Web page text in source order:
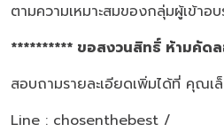
ตามความเหมาะสมของกลุ่มผู้เข้าอ
********** ขอสงวนสิทธิ์ ห้ามคัด
สอบถามรายละเอียดเพิ่มได้ที่ คุณ
Line : chosenthebest /